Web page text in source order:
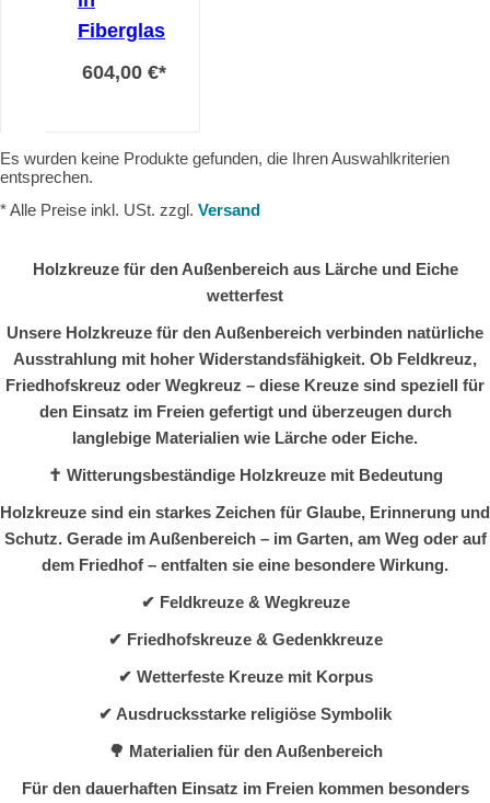
Fiberglas
604,00 €*
Es wurden keine Produkte gefunden, die Ihren Auswahlkriterien
entsprechen.
* Alle Preise inkl. USt. zzgl. Versand
Holzkreuze für den Außenbereich aus Lärche und Eiche
wetterfest
Unsere Holzkreuze für den Außenbereich verbinden natürliche
Ausstrahlung mit hoher Widerstandsfähigkeit. Ob Feldkreuz,
Friedhofskreuz oder Wegkreuz – diese Kreuze sind speziell für
den Einsatz im Freien gefertigt und überzeugen durch
langlebige Materialien wie Lärche oder Eiche.
✝️ Witterungsbeständige Holzkreuze mit Bedeutung
Holzkreuze sind ein starkes Zeichen für Glaube, Erinnerung und
Schutz. Gerade im Außenbereich – im Garten, am Weg oder auf
dem Friedhof – entfalten sie eine besondere Wirkung.
✔ Feldkreuze & Wegkreuze
✔ Friedhofskreuze & Gedenkkreuze
✔ Wetterfeste Kreuze mit Korpus
✔ Ausdrucksstarke religiöse Symbolik
🌳 Materialien für den Außenbereich
Für den dauerhaften Einsatz im Freien kommen besonders